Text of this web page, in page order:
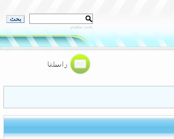
بحث متقدم